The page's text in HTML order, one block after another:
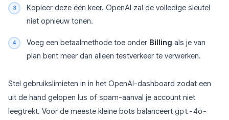
Kopieer deze één keer. OpenAI zal de volledige sleutel
niet opnieuw tonen.
Voeg een betaalmethode toe onder Billing als je van
plan bent meer dan alleen testverkeer te verwerken.
Stel gebruikslimieten in in het OpenAI-dashboard zodat een
uit de hand gelopen lus of spam-aanval je account niet
leegtrekt. Voor de meeste kleine bots balanceert gpt-4o-